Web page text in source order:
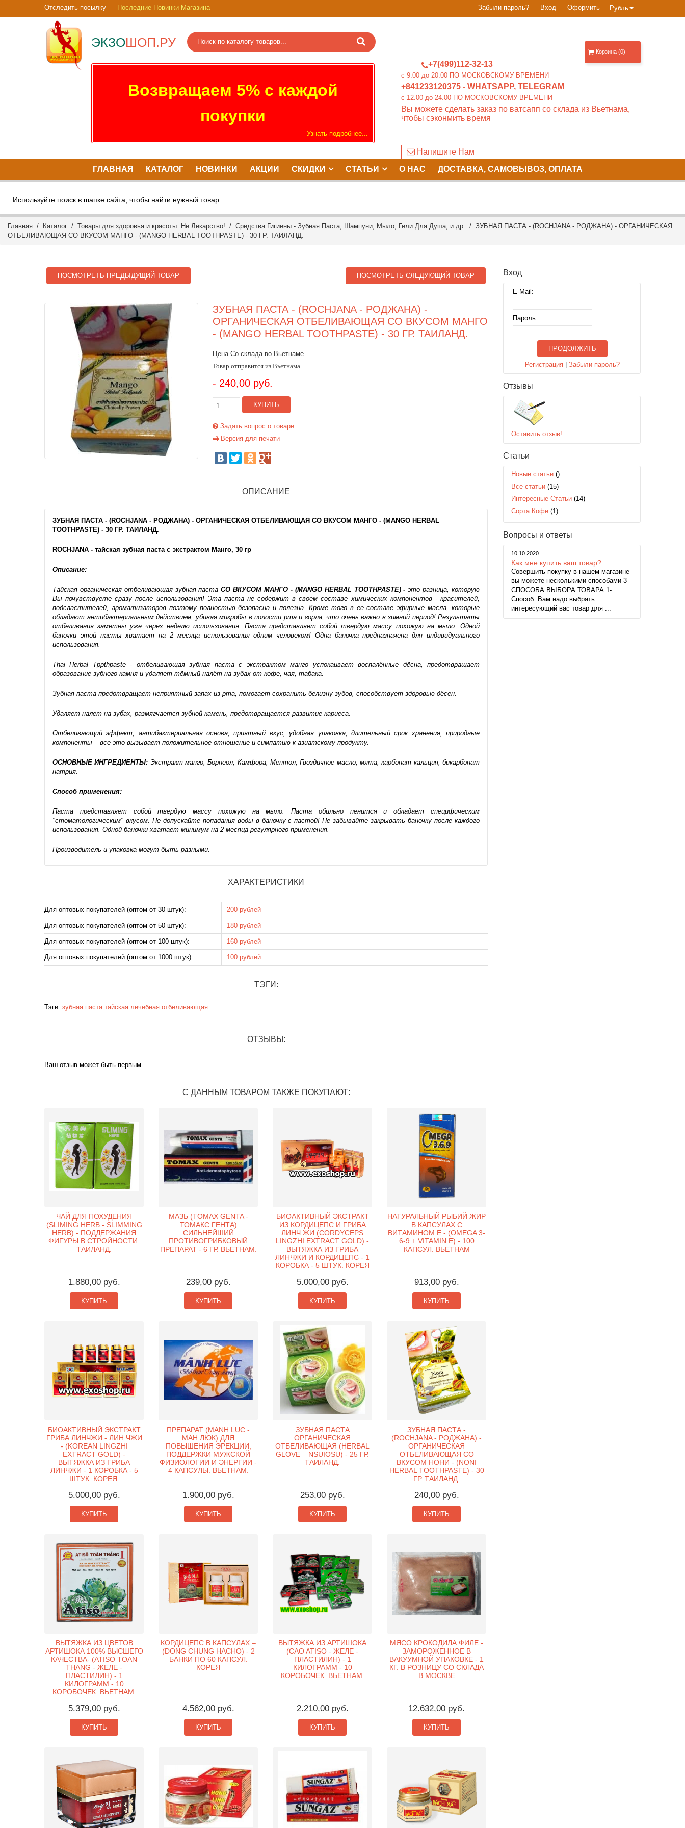
Рубль
Забыли пароль? Вход Оформить
Отследить посылку Последние Новинки Магазина
ЭКЗОШОП.РУ
+7(499)112-32-13
c 9.00 до 20.00 ПО МОСКОВСКОМУ ВРЕМЕНИ
+841233120375 - WHATSAPP, TELEGRAM
c 12.00 до 24.00 ПО МОСКОВСКОМУ ВРЕМЕНИ
Вы можете сделать заказ по ватсапп со склада из Вьетнама,
чтобы сэконмить время
Напишите Нам
Возвращаем 5% с каждой
покупки
Узнать подробнее...
Корзина (0)
ГЛАВНАЯ КАТАЛОГ НОВИНКИ АКЦИИ СКИДКИ СТАТЬИ О НАС ДОСТАВКА, САМОВЫВОЗ, ОПЛАТА
Используйте поиск в шапке сайта, чтобы найти нужный товар.
Главная / Каталог / Товары для здоровья и красоты. Не Лекарство! / Средства Гигиены - Зубная Паста, Шампуни, Мыло, Гели Для Душа, и др. / ЗУБНАЯ ПАСТА - (ROCHJANA - РОДЖАНА) - ОРГАНИЧЕСКАЯ
ОТБЕЛИВАЮЩАЯ СО ВКУСОМ МАНГО - (MANGO HERBAL TOOTHPASTE) - 30 ГР. ТАИЛАНД.
ПОСМОТРЕТЬ ПРЕДЫДУЩИЙ ТОВАР ПОСМОТРЕТЬ СЛЕДУЮЩИЙ ТОВАР
ЗУБНАЯ ПАСТА - (ROCHJANA - РОДЖАНА) -
ОРГАНИЧЕСКАЯ ОТБЕЛИВАЮЩАЯ СО ВКУСОМ МАНГО
- (MANGO HERBAL TOOTHPASTE) - 30 ГР. ТАИЛАНД.
Цена Со склада во Вьетнаме
Товар отправится из Вьетнама
- 240,00 руб.
КУПИТЬ
Задать вопрос о товаре
Версия для печати
ОПИСАНИЕ
ЗУБНАЯ ПАСТА - (ROCHJANA - РОДЖАНА) - ОРГАНИЧЕСКАЯ ОТБЕЛИВАЮЩАЯ СО ВКУСОМ МАНГО - (MANGO HERBAL
TOOTHPASTE) - 30 ГР. ТАИЛАНД.
ROCHJANA - тайская зубная паста с экстрактом Манго, 30 гр
Описание:
Тайская органическая отбеливающая зубная пастаСО ВКУСОМ МАНГО - (MANGO HERBAL TOOTHPASTE)-это разница, которую
Вы почувствуете сразу после использования! Эта паста не содержит в своем составе химических компонентов - красителей,
подсластителей, ароматизаторов поэтому полностью безопасна и полезна. Кроме того в ее составе эфирные масла, которые
обладают антибактериальным действием, убивая микробы в полости рта и горла, что очень важно в зимний период! Результаты
отбеливания заметны уже через неделю использования. Паста представляет собой твердую массу похожую на мыло. Одной
баночки этой пасты хватает на 2 месяца использования одним человеком! Одна баночка предназначена для индивидуального
использования.
Thai Herbal Tppthpaste - отбеливающая зубная паста с экстрактом манго успокаивает воспалённые дёсна, предотвращает
образование зубного камня и удаляет тёмный налёт на зубах от кофе, чая, табака.
Зубная паста предотвращает неприятный запах из рта, помогает сохранить белизну зубов, способствует здоровью дёсен.
Удаляет налет на зубах, размягчается зубной камень, предотвращается развитие кариеса.
Отбеливающий эффект, антибактериальная основа, приятный вкус, удобная упаковка, длительный срок хранения, природные
компоненты – все это вызывает положительное отношение и симпатию к азиатскому продукту.
ОСНОВНЫЕ ИНГРЕДИЕНТЫ: Экстракт манго, Борнеол, Камфора, Ментол, Гвоздичное масло, мята, карбонат кальция, бикарбонат
натрия.
Способ применения:
Паста представляет собой твердую массу похожую на мыло. Паста обильно пенится и обладает специфическим
"стоматологическим" вкусом. Не допускайте попадания воды в баночку с пастой! Не забывайте закрывать баночку после каждого
использования. Одной баночки хватает минимум на 2 месяца регулярного применения.
Производитель и упаковка могут быть разными.
ХАРАКТЕРИСТИКИ
Для оптовых покупателей (оптом от 30 штук): 200 рублей
Для оптовых покупателей (оптом от 50 штук): 180 рублей
Для оптовых покупателей (оптом от 100 штук): 160 рублей
Для оптовых покупателей (оптом от 1000 штук): 100 рублей
ТЭГИ:
Тэги: зубная паста тайская лечебная отбеливающая
ОТЗЫВЫ:
Ваш отзыв может быть первым.
С ДАННЫМ ТОВАРОМ ТАКЖЕ ПОКУПАЮТ:
ЧАЙ ДЛЯ ПОХУДЕНИЯ
(SLIMING HERB - SLIMMING
HERB) - ПОДДЕРЖАНИЯ
ФИГУРЫ В СТРОЙНОСТИ.
ТАИЛАНД.
1.880,00 руб.
КУПИТЬ
МАЗЬ (TOMAX GENTA -
ТОМАКС ГЕНТА)
СИЛЬНЕЙШИЙ
ПРОТИВОГРИБКОВЫЙ
ПРЕПАРАТ - 6 ГР. ВЬЕТНАМ.
239,00 руб.
КУПИТЬ
БИОАКТИВНЫЙ ЭКСТРАКТ
ИЗ КОРДИЦЕПС И ГРИБА
ЛИНЧ ЖИ (CORDYCEPS
LINGZHI EXTRACT GOLD) -
ВЫТЯЖКА ИЗ ГРИБА
ЛИНЧЖИ И КОРДИЦЕПС - 1
КОРОБКА - 5 ШТУК. КОРЕЯ
5.000,00 руб.
КУПИТЬ
НАТУРАЛЬНЫЙ РЫБИЙ ЖИР
В КАПСУЛАХ С
ВИТАМИНОМ Е - (OMEGA 3-
6-9 + VITAMIN E) - 100
КАПСУЛ. ВЬЕТНАМ
913,00 руб.
КУПИТЬ
БИОАКТИВНЫЙ ЭКСТРАКТ
ГРИБА ЛИНЧЖИ - ЛИН ЧЖИ
- (KOREAN LINGZHI
EXTRACT GOLD) -
ВЫТЯЖКА ИЗ ГРИБА
ЛИНЧЖИ - 1 КОРОБКА - 5
ШТУК. КОРЕЯ.
5.000,00 руб.
КУПИТЬ
ПРЕПАРАТ (MANH LUC -
МАН ЛЮК) ДЛЯ
ПОВЫШЕНИЯ ЭРЕКЦИИ,
ПОДДЕРЖКИ МУЖСКОЙ
ФИЗИОЛОГИИ И ЭНЕРГИИ -
4 КАПСУЛЫ. ВЬЕТНАМ.
1.900,00 руб.
КУПИТЬ
ЗУБНАЯ ПАСТА
ОРГАНИЧЕСКАЯ
ОТБЕЛИВАЮЩАЯ (HERBAL
GLOVE – NSUIOSU) - 25 ГР.
ТАИЛАНД.
253,00 руб.
КУПИТЬ
ЗУБНАЯ ПАСТА -
(ROCHJANA - РОДЖАНА) -
ОРГАНИЧЕСКАЯ
ОТБЕЛИВАЮЩАЯ СО
ВКУСОМ НОНИ - (NONI
HERBAL TOOTHPASTE) - 30
ГР. ТАИЛАНД.
240,00 руб.
КУПИТЬ
ВЫТЯЖКА ИЗ ЦВЕТОВ
АРТИШОКА 100% ВЫСШЕГО
КАЧЕСТВА- (ATISO TOAN
THANG - ЖЕЛЕ -
ПЛАСТИЛИН) - 1
КИЛОГРАММ - 10
КОРОБОЧЕК. ВЬЕТНАМ.
5.379,00 руб.
КУПИТЬ
КОРДИЦЕПС В КАПСУЛАХ –
(DONG CHUNG HACHO) - 2
БАНКИ ПО 60 КАПСУЛ.
КОРЕЯ
4.562,00 руб.
КУПИТЬ
ВЫТЯЖКА ИЗ АРТИШОКА
(CAO ATISO - ЖЕЛЕ -
ПЛАСТИЛИН) - 1
КИЛОГРАММ - 10
КОРОБОЧЕК. ВЬЕТНАМ.
2.210,00 руб.
КУПИТЬ
МЯСО КРОКОДИЛА ФИЛЕ -
ЗАМОРОЖЕННОЕ В
ВАКУУМНОЙ УПАКОВКЕ - 1
КГ. В РОЗНИЦУ СО СКЛАДА
В МОСКВЕ
12.632,00 руб.
КУПИТЬ
Вход
E-Mail:
Пароль:
ПРОДОЛЖИТЬ
Регистрация |Забыли пароль?
Отзывы
Оставить отзыв!
Статьи
Новые статьи ()
Все статьи (15)
Интересные Статьи (14)
Сорта Кофе (1)
Вопросы и ответы
10.10.2020
Как мне купить ваш товар?
Совершить покупку в нашем магазине
вы можете несколькими способами 3
СПОСОБА ВЫБОРА ТОВАРА 1-
Способ: Вам надо выбрать
интересующий вас товар для ...